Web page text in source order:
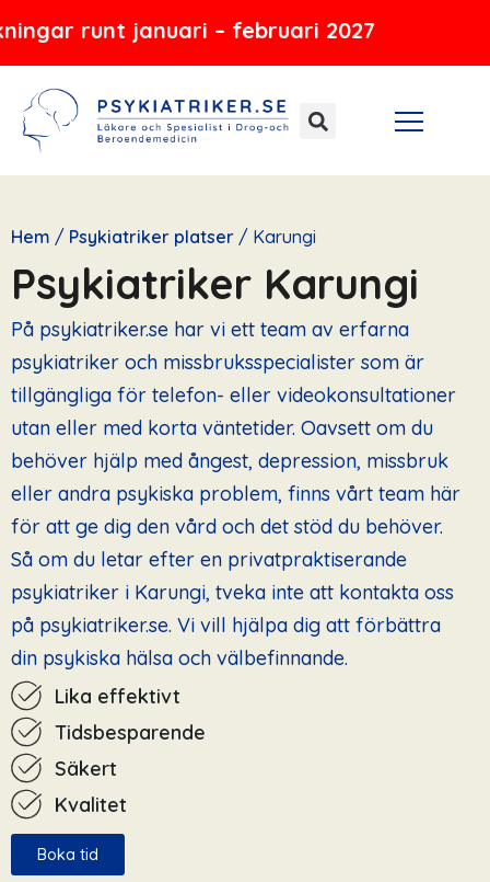
– februari 2027
Hoppa
innehåll
Hem / Psykiatriker platser / Karungi
Psykiatriker Karungi
På psykiatriker.se har vi ett team av erfarna
psykiatriker och missbruksspecialister som är
tillgängliga för telefon- eller videokonsultationer
utan eller med korta väntetider. Oavsett om du
behöver hjälp med ångest, depression, missbruk
eller andra psykiska problem, finns vårt team här
för att ge dig den vård och det stöd du behöver.
Så om du letar efter en privatpraktiserande
psykiatriker i Karungi, tveka inte att kontakta oss
på psykiatriker.se. Vi vill hjälpa dig att förbättra
din psykiska hälsa och välbefinnande.
Lika effektivt
Tidsbesparende
Säkert
Kvalitet
Boka tid